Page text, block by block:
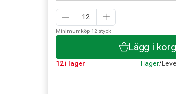
Minimumköp 12 styck
Lägg i korg
12 i lager I lager/